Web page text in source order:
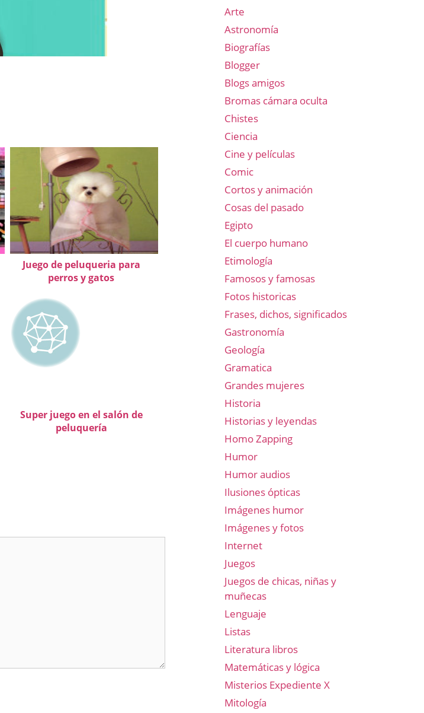
Juego de peluqueria para
perros y gatos
Super juego en el salón de
peluquería
Arte
Astronomía
Biografías
Blogger
Blogs amigos
Bromas cámara oculta
Chistes
Ciencia
Cine y películas
Comic
Cortos y animación
Cosas del pasado
Egipto
El cuerpo humano
Etimología
Famosos y famosas
Fotos historicas
Frases, dichos, significados
Gastronomía
Geología
Gramatica
Grandes mujeres
Historia
Historias y leyendas
Homo Zapping
Humor
Humor audios
Ilusiones ópticas
Imágenes humor
Imágenes y fotos
Internet
Juegos
Juegos de chicas, niñas y
muñecas
Lenguaje
Listas
Literatura libros
Matemáticas y lógica
Misterios Expediente X
Mitología